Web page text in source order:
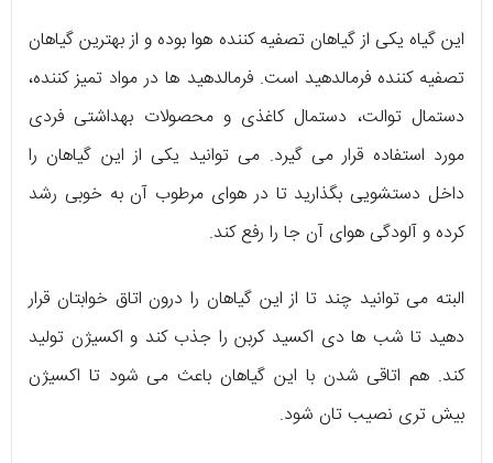
این گیاه یکی از گیاهان تصفیه کننده هوا بوده و از بهترین گیاهان
تصفیه کننده فرمالدهید است. فرمالدهید ها در مواد تمیز کننده،
دستمال توالت، دستمال کاغذی و محصولات بهداشتی فردی
مورد استفاده قرار می گیرد. می توانید یکی از این گیاهان را
داخل دستشویی بگذارید تا در هوای مرطوب آن به خوبی رشد
کرده و آلودگی هوای آن جا را رفع کند.
البته می توانید چند تا از این گیاهان را درون اتاق خوابتان قرار
دهید تا شب ها دی اکسید کربن را جذب کند و اکسیژن تولید
کند. هم اتاقی شدن با این گیاهان باعث می شود تا اکسیژن
بیش تری نصیب تان شود.